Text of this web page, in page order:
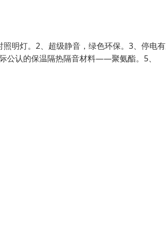
明灯。2、超级静音，绿色环保。3、停电
公认的保温隔热隔音材料——聚氨酯。5、